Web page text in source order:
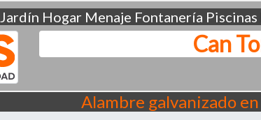
Jardín Hogar Menaje Fontanería Piscinas
Can
Alambre galvanizado